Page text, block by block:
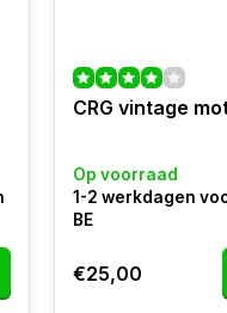
CRG vintage
Op voorraad
1-2 werkdagen
BE
€25,00